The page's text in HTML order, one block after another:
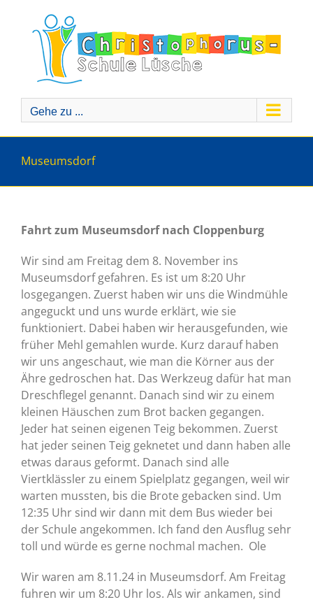
springen
Gehe zu ...
Museumsdorf
Fahrt zum Museumsdorf nach Cloppenburg
Wir sind am Freitag dem 8. November ins
Museumsdorf gefahren. Es ist um 8:20 Uhr
losgegangen. Zuerst haben wir uns die Windmühle
angeguckt und uns wurde erklärt, wie sie
funktioniert. Dabei haben wir herausgefunden, wie
früher Mehl gemahlen wurde. Kurz darauf haben
wir uns angeschaut, wie man die Körner aus der
Ähre gedroschen hat. Das Werkzeug dafür hat man
Dreschflegel genannt. Danach sind wir zu einem
kleinen Häuschen zum Brot backen gegangen.
Jeder hat seinen eigenen Teig bekommen. Zuerst
hat jeder seinen Teig geknetet und dann haben alle
etwas daraus geformt. Danach sind alle
Viertklässler zu einem Spielplatz gegangen, weil wir
warten mussten, bis die Brote gebacken sind. Um
12:35 Uhr sind wir dann mit dem Bus wieder bei
der Schule angekommen. Ich fand den Ausflug sehr
toll und würde es gerne nochmal machen. Ole
Wir waren am 8.11.24 in Museumsdorf. Am Freitag
fuhren wir um 8:20 Uhr los. Als wir ankamen, sind